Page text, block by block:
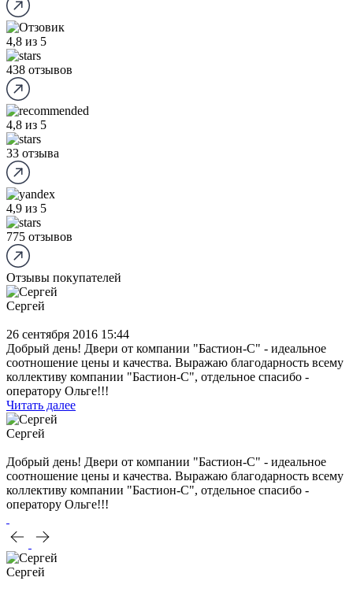
4,8 из 5
438 отзывов
4,8 из 5
33 отзыва
4,9 из 5
775 отзывов
Отзывы покупателей
Сергей
26 сентября 2016 15:44
Добрый день! Двери от компании "Бастион-С" - идеальное
соотношение цены и качества. Выражаю благодарность всему
коллективу компании "Бастион-С", отдельное спасибо -
оператору Ольге!!!
Читать далее
Сергей
Добрый день! Двери от компании "Бастион-С" - идеальное
соотношение цены и качества. Выражаю благодарность всему
коллективу компании "Бастион-С", отдельное спасибо -
оператору Ольге!!!
Сергей